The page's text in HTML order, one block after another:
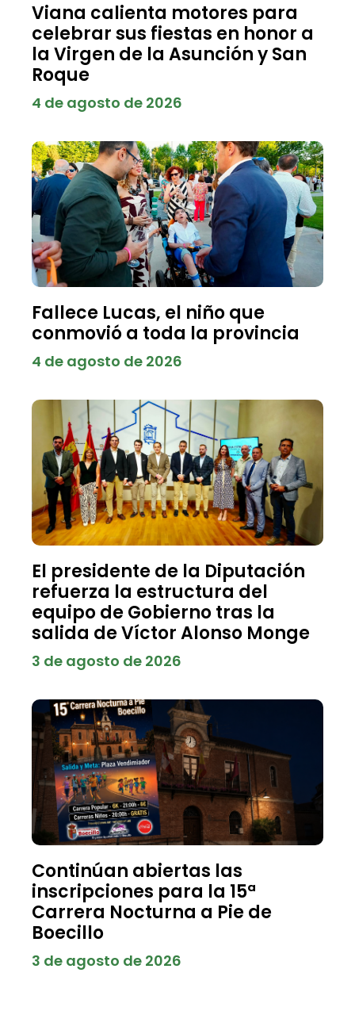
Viana calienta motores para
celebrar sus fiestas en honor a
la Virgen de la Asunción y San
Roque
4 de agosto de 2026
Fallece Lucas, el niño que
conmovió a toda la provincia
4 de agosto de 2026
El presidente de la Diputación
refuerza la estructura del
equipo de Gobierno tras la
salida de Víctor Alonso Monge
3 de agosto de 2026
Continúan abiertas las
inscripciones para la 15ª
Carrera Nocturna a Pie de
Boecillo
3 de agosto de 2026